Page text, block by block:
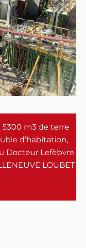
5300 m3 de terre
d’habitation,
Docteur Lefèbvre
LOUBET